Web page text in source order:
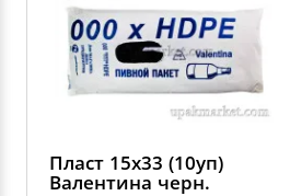
Пласт 15х33 (10уп)
Валентина черн.